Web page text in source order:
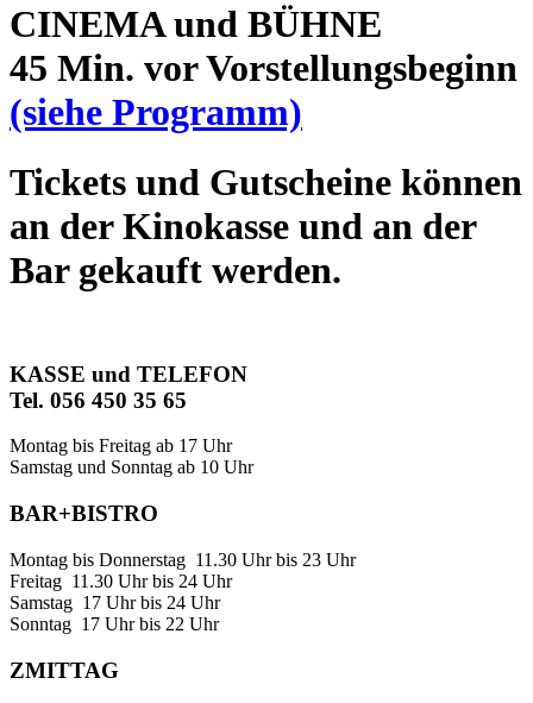
CINEMA und BÜHNE
45 Min. vor Vorstellungsbeginn
(siehe Programm)
Tickets und Gutscheine können
an der Kinokasse und an der
Bar gekauft werden.
KASSE und TELEFON
Tel. 056 450 35 65
Montag bis Freitag ab 17 Uhr
Samstag und Sonntag ab 10 Uhr
BAR+BISTRO
Montag bis Donnerstag 11.30 Uhr bis 23 Uhr
Freitag 11.30 Uhr bis 24 Uhr
Samstag 17 Uhr bis 24 Uhr
Sonntag 17 Uhr bis 22 Uhr
ZMITTAG